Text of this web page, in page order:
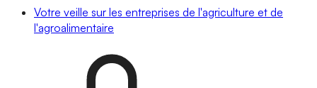
Votre veille sur les entreprises de l'agriculture et de
l'agroalimentaire